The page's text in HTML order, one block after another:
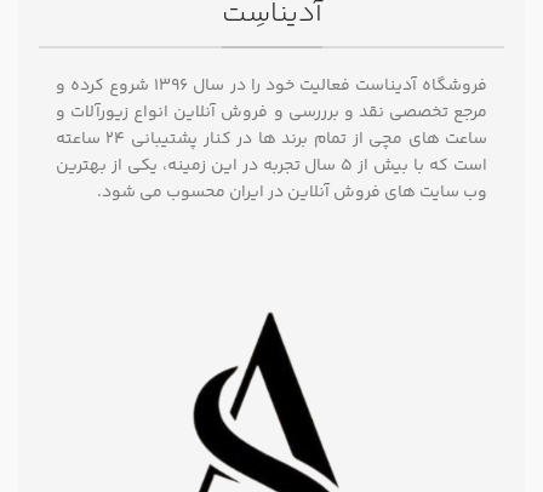
آدیناسِت
فروشگاه آدیناست فعالیت خود را در سال ۱۳۹۶ شروع کرده و
مرجع تخصصی نقد و برررسی و فروش آنلاین انواع زیورآلات و
ساعت های مچی از تمام برند ها در کنار پشتیبانی ۲۴ ساعته
است که با بیش از 5 سال تجربه در این زمینه، یکی از بهترین
وب سایت های فروش آنلاین در ایران محسوب می شود.